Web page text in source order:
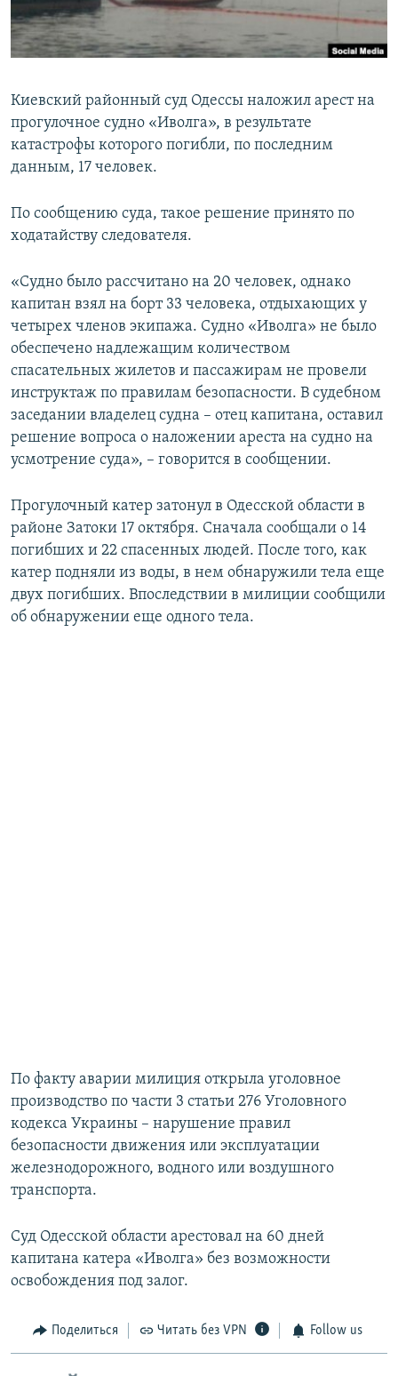
ПОБЕДИТЕЛЕЙ НЕ СУДЯТ?
КРЫМ.НЕПОКОРЕННЫЙ
УКРАИНСКАЯ ПРОБЛЕМА КРЫМА
ПРИСОЕДИНЯЙТЕСЬ!
Все сайты RFE/RL
Киевский районный суд Одессы наложил арест на
прогулочное судно «Иволга», в результате
катастрофы которого погибли, по последним
данным, 17 человек.
По сообщению суда, такое решение принято по
ходатайству следователя.
«Судно было рассчитано на 20 человек, однако
капитан взял на борт 33 человека, отдыхающих у
четырех членов экипажа. Судно «Иволга» не было
обеспечено надлежащим количеством
спасательных жилетов и пассажирам не провели
инструктаж по правилам безопасности. В судебном
заседании владелец судна – отец капитана, оставил
решение вопроса о наложении ареста на судно на
усмотрение суда», – говорится в сообщении.
Прогулочный катер затонул в Одесской области в
районе Затоки 17 октября. Сначала сообщали о 14
погибших и 22 спасенных людей. После того, как
катер подняли из воды, в нем обнаружили тела еще
двух погибших. Впоследствии в милиции сообщили
об обнаружении еще одного тела.
По факту аварии милиция открыла уголовное
производство по части 3 статьи 276 Уголовного
кодекса Украины – нарушение правил
безопасности движения или эксплуатации
железнодорожного, водного или воздушного
транспорта.
Суд Одесской области арестовал на 60 дней
капитана катера «Иволга» без возможности
освобождения под залог.
Поделиться Читать без VPN Follow us